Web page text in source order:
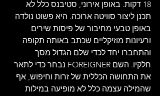
18 דקות. באופן אירוני, סטיבנס כלל לא
תכנן ליצור סוויטה ארוכה. היא פשוט נולדה
באופן טבעי מחיבור של פיסות שירים
ורעיונות מוזיקליים שכתב באותה תקופה
והתחברו יחד לכדי שלם הגדול מסך
חלקיו. השם FOREIGNER נבחר כדי לתאר
את התחושה הכללית של זרות וחיפוש, אף
שהמילה עצמה כלל לא מופיעה במילות